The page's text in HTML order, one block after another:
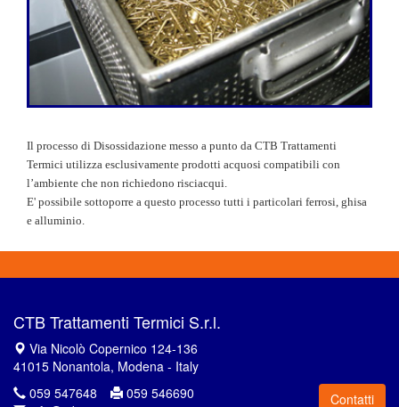
Il processo di Disossidazione messo a punto da CTB Trattamenti
Termici utilizza esclusivamente prodotti acquosi compatibili con
l’ambiente che non richiedono risciacqui.
E' possibile sottoporre a questo processo tutti i particolari ferrosi, ghisa
e alluminio.
CTB Trattamenti Termici S.r.l.
Via Nicolò Copernico 124-136
41015 Nonantola, Modena - Italy
Contatti
059 547648
059 546690